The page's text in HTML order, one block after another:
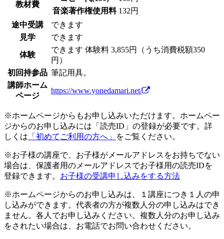
教材費
音楽著作権使用料 132円
途中受講
できます
見学
できます
体験
できます 体験料 3,855円（うち消費税額350
円）
初回持参品 筆記用具。
講師ホーム
ページ
https://www.yonedamari.net/
※ホームページからもお申し込みいただけます。ホームペー
ジからのお申し込みには「読売ID」の登録が必要です。詳
しくは 「初めてご利用の方へ」 をご覧ください。
※お子様の講座で、お子様がメールアドレスをお持ちでない
場合は、保護者用のメールアドレスでお子様用の読売IDを
登録できます。 お子様の受講申し込みをする方法
※ホームページからのお申し込みは、１講座につき１人の申
し込みができます。代表者の方が複数人分の申し込みはでき
ません。各人でお申し込みください。複数人分のお申し込み
をされたい場合は、お電話でお問い合わせください。